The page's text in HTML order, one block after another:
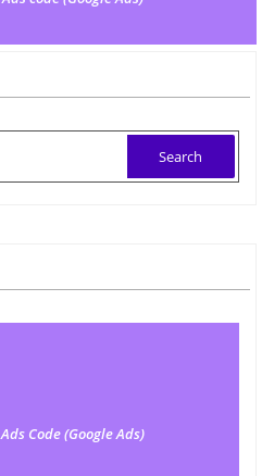
Code (Google Ads)